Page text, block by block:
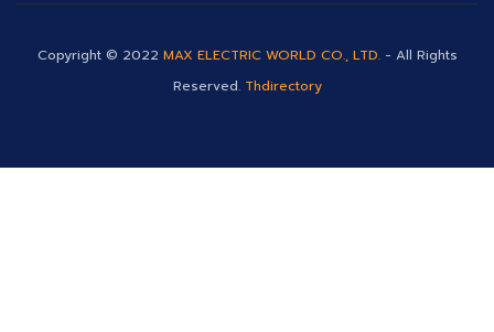
Copyright © 2022 MAX ELECTRIC WORLD CO., LTD. - All Rights
Reserved. Thdirectory